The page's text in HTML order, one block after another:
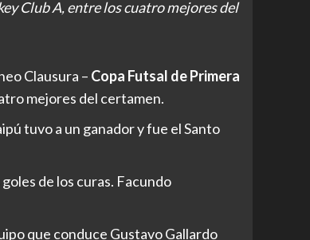
Club A, entre los cuatro mejores del
Clausura – Copa Futsal de Primera
mejores del certamen.
tuvo a un ganador y fue el Santo
de los curas. Facundo
que conduce Gustavo Gallardo